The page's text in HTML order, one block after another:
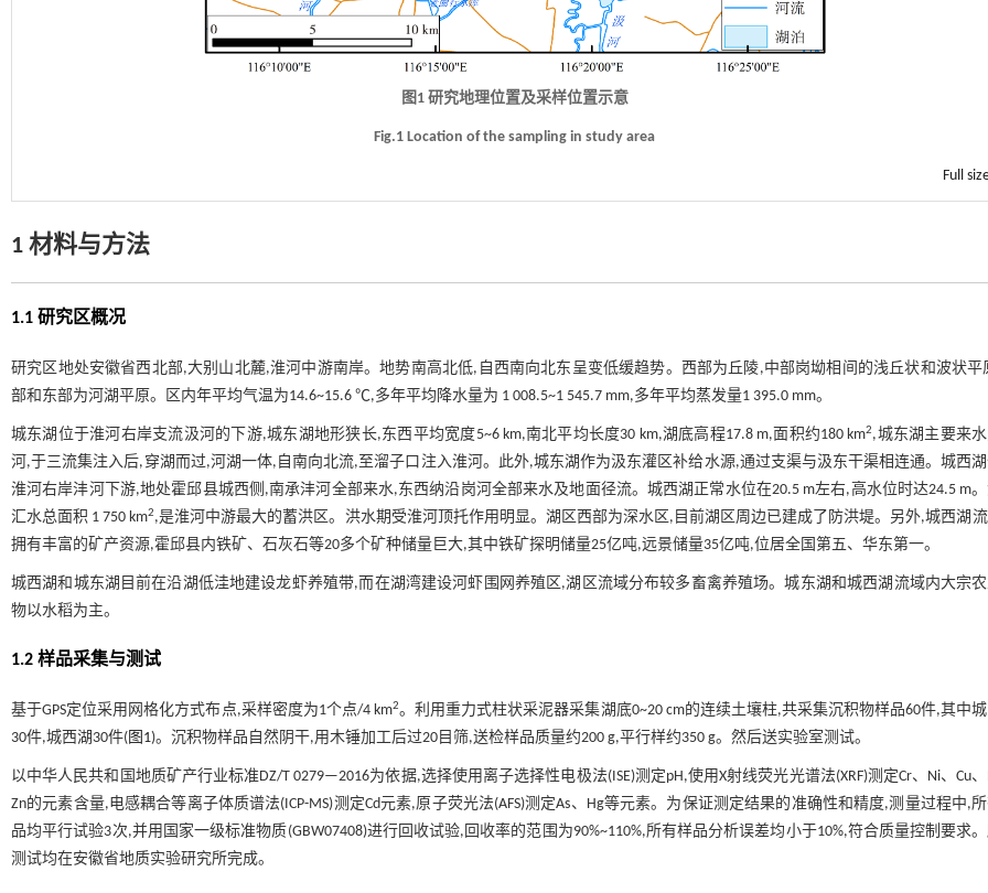
图1 研究地理位置及采样位置示意
Fig.1 Location of the sampling in study area
Full
1 材料与方法
1.1 研究区概况
研究区地处安徽省西北部,大别山北麓,淮河中游南岸。地势南高北低,自西南向北东呈变低缓趋势。西部为丘陵,中部岗坳相间的浅丘状和波状平
部和东部为河湖平原。区内年平均气温为14.6~15.6 ℃,多年平均降水量为 1 008.5~1 545.7 mm,多年平均蒸发量1 395.0 mm。
城东湖位于淮河右岸支流汲河的下游,城东湖地形狭长,东西平均宽度5~6 km,南北平均长度30 km,湖底高程17.8 m,面积约180 km2,城东湖主要来
河,于三流集注入后,穿湖而过,河湖一体,自南向北流,至溜子口注入淮河。此外,城东湖作为汲东灌区补给水源,通过支渠与汲东干渠相连通。城西
淮河右岸沣河下游,地处霍邱县城西侧,南承沣河全部来水,东西纳沿岗河全部来水及地面径流。城西湖正常水位在20.5 m左右,高水位时达24.5 m
汇水总面积 1 750 km2,是淮河中游最大的蓄洪区。洪水期受淮河顶托作用明显。湖区西部为深水区,目前湖区周边已建成了防洪堤。另外,城西湖
拥有丰富的矿产资源,霍邱县内铁矿、石灰石等20多个矿种储量巨大,其中铁矿探明储量25亿吨,远景储量35亿吨,位居全国第五、华东第一。
城西湖和城东湖目前在沿湖低洼地建设龙虾养殖带,而在湖湾建设河虾围网养殖区,湖区流域分布较多畜禽养殖场。城东湖和城西湖流域内大宗
物以水稻为主。
1.2 样品采集与测试
基于GPS定位采用网格化方式布点,采样密度为1个点/4 km2。利用重力式柱状采泥器采集湖底0~20 cm的连续土壤柱,共采集沉积物样品60件,其中
30件,城西湖30件( 图1)。沉积物样品自然阴干,用木锤加工后过20目筛,送检样品质量约200 g,平行样约350 g。然后送实验室测试。
以中华人民共和国地质矿产行业标准DZ/T 0279—2016为依据,选择使用离子选择性电极法(ISE)测定pH,使用X射线荧光光谱法(XRF)测定Cr、Ni、Cu、
Zn的元素含量,电感耦合等离子体质谱法(ICP-MS)测定Cd元素,原子荧光法(AFS)测定As、Hg等元素。为保证测定结果的准确性和精度,测量过程中,
品均平行试验3次,并用国家一级标准物质(GBW07408)进行回收试验,回收率的范围为90%~110%,所有样品分析误差均小于10%,符合质量控制要求
测试均在安徽省地质实验研究所完成。